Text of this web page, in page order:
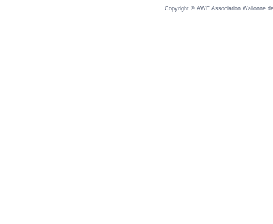
Copyright © AWE Association Wallonne